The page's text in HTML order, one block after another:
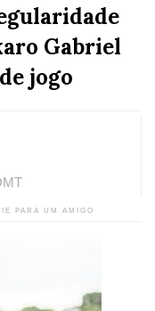
Gabriel
jogo
PARA UM AMIGO